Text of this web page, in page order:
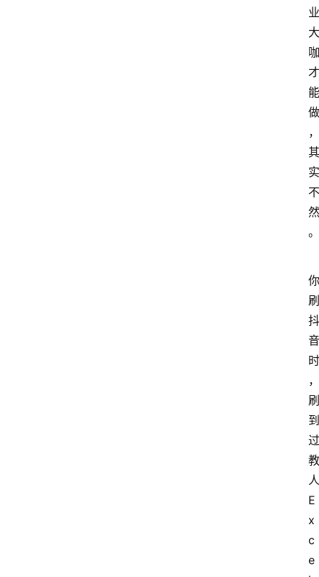
业
大
咖
才
能
做
，
其
实
不
然
。
你
刷
抖
音
时
，
刷
到
过
教
人
E
x
c
e